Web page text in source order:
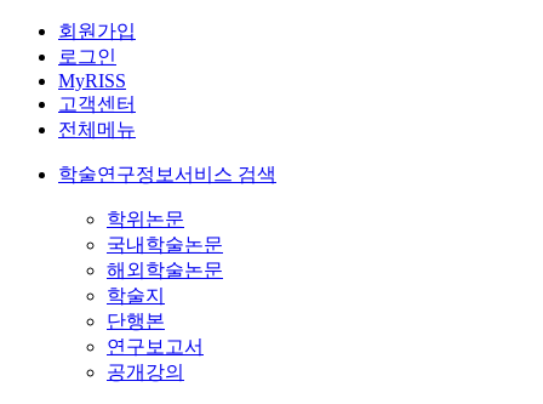
회원가입
로그인
MyRISS
고객센터
전체메뉴
학술연구정보서비스 검색
학위논문
국내학술논문
해외학술논문
학술지
단행본
연구보고서
공개강의